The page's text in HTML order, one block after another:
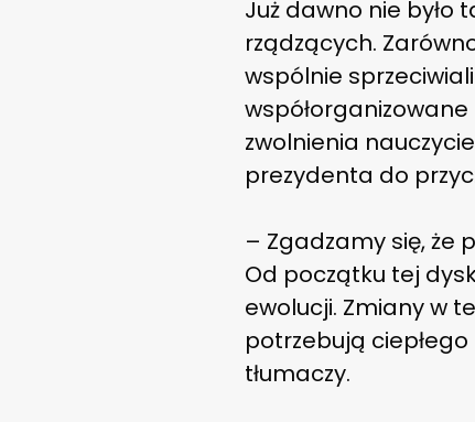
Już dawno nie było
rządzących.
wspólnie
zwolnienia
prezydenta do
– Zgadzamy się, że
Od początku tej
ewolucji. Zmiany w
potrzebują ciepłego
tłumaczy.